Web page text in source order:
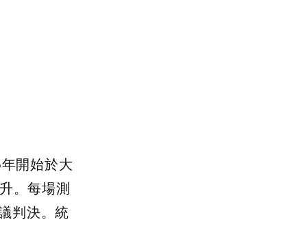
年開始於大
。每場測
判決。統